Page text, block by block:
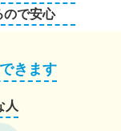
ので安心
きます
人